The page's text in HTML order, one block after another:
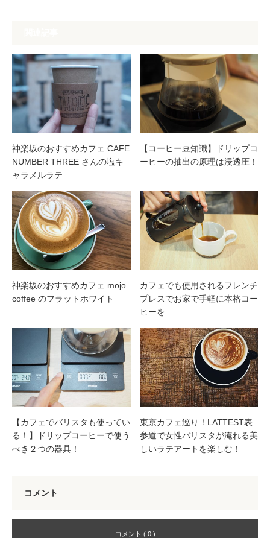
神楽坂のおすすめカフェ CAFE
NUMBER THREE さんの塩キ
ャラメルラテ
【コーヒー豆知識】ドリップコ
ーヒーの抽出の原理は浸透圧！
神楽坂のおすすめカフェ mojo
coffee のフラットホワイト
カフェでも使用されるフレンチ
プレスでお家で手軽に本格コー
ヒーを
【カフェでバリスタも使ってい
る！】ドリップコーヒーで使う
べき２つの器具！
東京カフェ巡り！LATTEST表
参道で女性バリスタが淹れる美
しいラテアートを楽しむ！
コメント
コメント ( 0 )